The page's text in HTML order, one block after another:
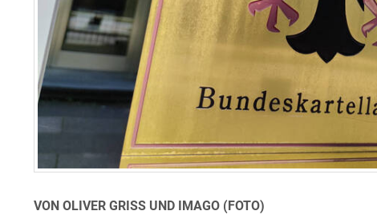
VON OLIVER GRISS UND IMAGO (FOTO)